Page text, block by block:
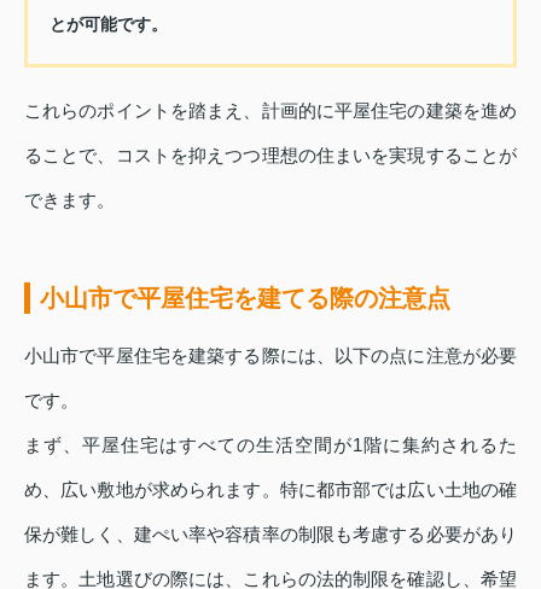
とが可能です。
これらのポイントを踏まえ、計画的に平屋住宅の建築を進め
ることで、コストを抑えつつ理想の住まいを実現することが
できます。
小山市で平屋住宅を建てる際の注意点
小山市で平屋住宅を建築する際には、以下の点に注意が必要
です。
まず、平屋住宅はすべての生活空間が1階に集約されるた
め、広い敷地が求められます。特に都市部では広い土地の確
保が難しく、建ぺい率や容積率の制限も考慮する必要があり
ます。土地選びの際には、これらの法的制限を確認し、希望